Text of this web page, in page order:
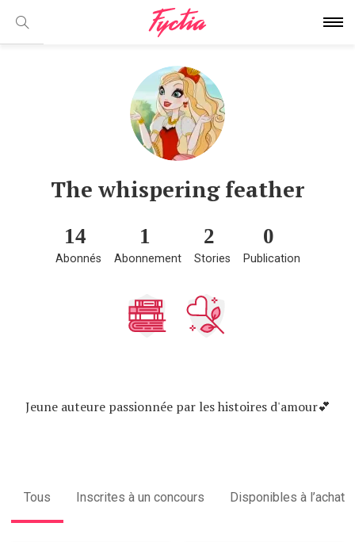
The whispering feather
14
Abonnés
1
Abonnement
2
Stories
0
Publication
Jeune auteure passionnée par les histoires d'amour💕
Tous Inscrites à un concours Disponibles à l’achat